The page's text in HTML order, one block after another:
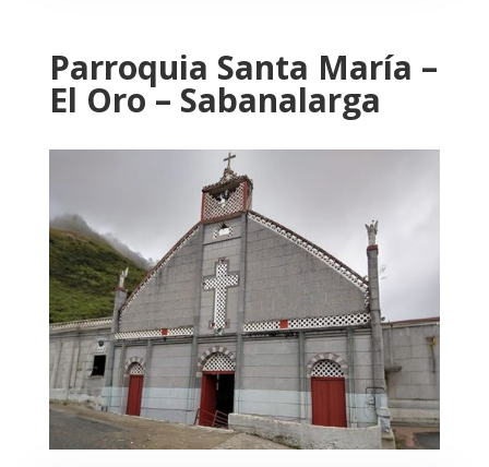
Parroquia Santa María –
El Oro – Sabanalarga